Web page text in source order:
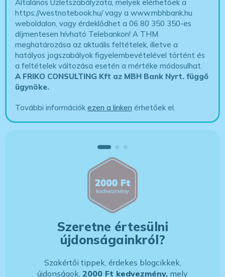
Általános Üzletszabályzata, melyek elérhetőek a
https://westnotebook.hu/vagy a www.mbhbank.hu
weboldalon, vagy érdeklődhet a 06 80 350 350-es
díjmentesen hívható Telebankon! A THM
meghatározása az aktuális feltételek, illetve a
hatályos jogszabályok figyelembevételével történt és
a feltételek változása esetén a mértéke módosulhat.
A FRIKO CONSULTING Kft az MBH Bank Nyrt. függő
ügynöke.
További információkezen a linken érhetőek el.
Szeretne értesülni
újdonságainkról?
Szakértői tippek, érdekes blogcikkek,
újdonságok, 2000 Ft kedvezmény, mely